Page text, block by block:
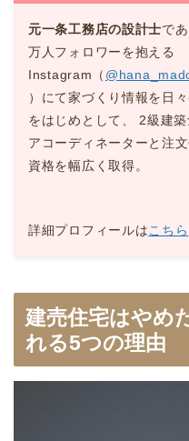
元一条工務店の設計士で
万人フォロワーを抱える
Instagram（
）にて家づくり情報を日
をはじめとして、 2級建
アコーディネーターと注
資格を幅広く取得。
詳細プロフィールはこちら
建売住宅はやめ
れる5つの理由